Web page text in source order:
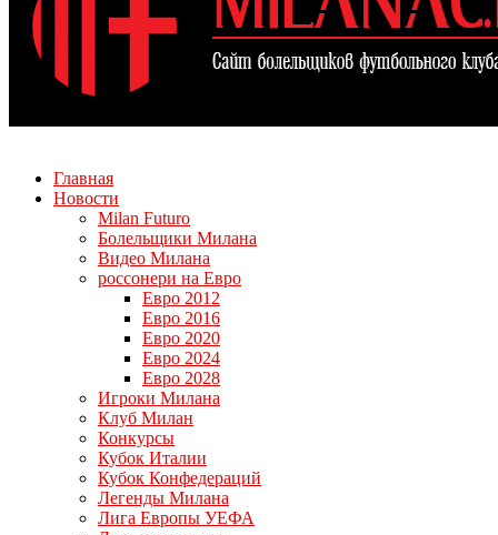
Главная
Новости
Milan Futuro
Болельщики Милана
Видео Милана
россонери на Евро
Евро 2012
Евро 2016
Евро 2020
Евро 2024
Евро 2028
Игроки Милана
Клуб Милан
Конкурсы
Кубок Италии
Кубок Конфедераций
Легенды Милана
Лига Европы УЕФА